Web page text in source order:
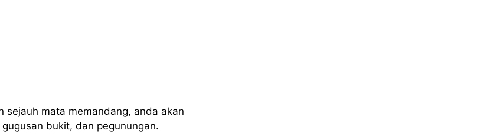
sejauh mata memandang, anda akan
bukit, dan pegunungan.